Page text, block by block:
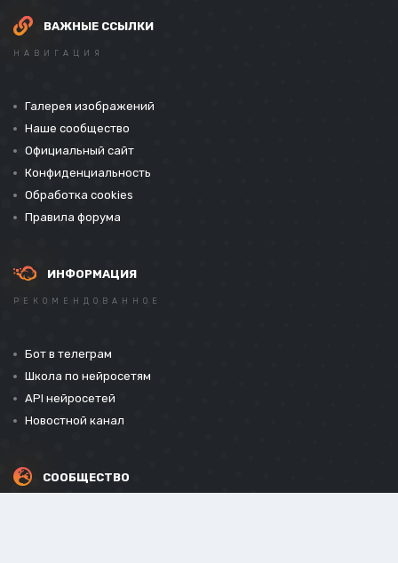
ВАЖНЫЕ ССЫЛКИ
НАВИГАЦИЯ
Галерея изображений
Наше сообщество
Официальный сайт
Конфиденциальность
Обработка cookies
Правила форума
ИНФОРМАЦИЯ
РЕКОМЕНДОВАННОЕ
Бот в телеграм
Школа по нейросетям
API нейросетей
Новостной канал
СООБЩЕСТВО